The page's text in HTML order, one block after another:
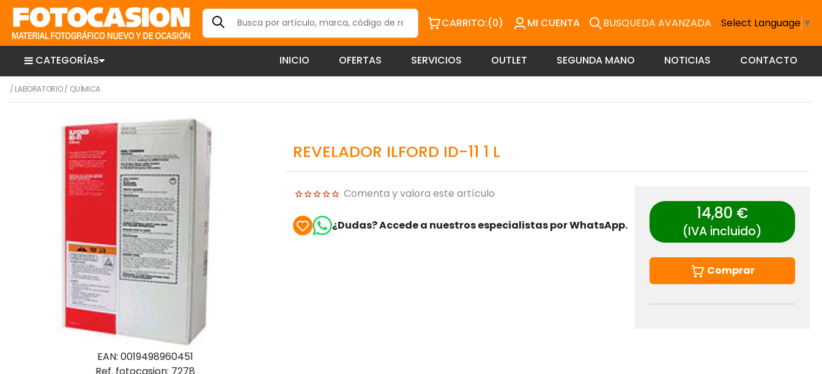
CARRITO:(0) MI CUENTA BUSQUEDA AVANZADA Select Language ▼
CATEGORÍAS INICIO OFERTAS SERVICIOS OUTLET SEGUNDA MANO NOTICIAS CONTACTO
/ LABORATORIO/ QUÍMICA
EAN: 0019498960451
REVELADOR ILFORD ID-11 1 L
Comenta y valora este artículo
¿Dudas? Accede a nuestros especialistas por WhatsApp.
14,80 €
(IVA incluido)
Comprar